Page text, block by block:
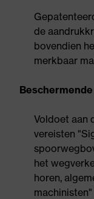
de
bovendien
merkbaar
Voldoet aan
vereisten
het
horen,
machinisten"